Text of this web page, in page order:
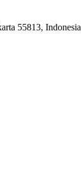
55813, Indonesia